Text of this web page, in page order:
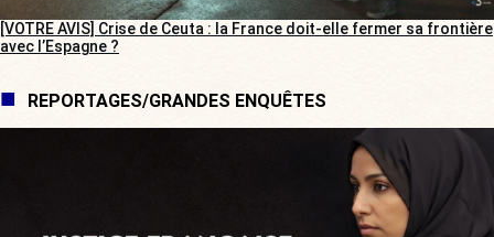
[VOTRE AVIS] Crise de Ceuta : la France doit-elle fermer sa frontière
avec l’Espagne ?
REPORTAGES/GRANDES ENQUÊTES